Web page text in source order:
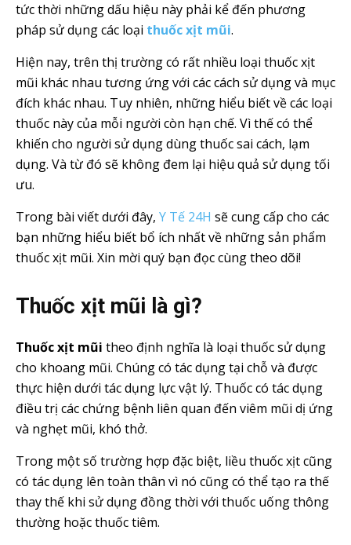
tức thời những dấu hiệu này phải kể đến phương
pháp sử dụng các loại thuốc xịt mũi.
Hiện nay, trên thị trường có rất nhiều loại thuốc xịt
mũi khác nhau tương ứng với các cách sử dụng và mục
đích khác nhau. Tuy nhiên, những hiểu biết về các loại
thuốc này của mỗi người còn hạn chế. Vì thế có thể
khiến cho người sử dụng dùng thuốc sai cách, lạm
dụng. Và từ đó sẽ không đem lại hiệu quả sử dụng tối
ưu.
Trong bài viết dưới đây, Y Tế 24H sẽ cung cấp cho các
bạn những hiểu biết bổ ích nhất về những sản phẩm
thuốc xịt mũi. Xin mời quý bạn đọc cùng theo dõi!
Thuốc xịt mũi là gì?
Thuốc xịt mũi theo định nghĩa là loại thuốc sử dụng
cho khoang mũi. Chúng có tác dụng tại chỗ và được
thực hiện dưới tác dụng lực vật lý. Thuốc có tác dụng
điều trị các chứng bệnh liên quan đến viêm mũi dị ứng
và nghẹt mũi, khó thở.
Trong một số trường hợp đặc biệt, liều thuốc xịt cũng
có tác dụng lên toàn thân vì nó cũng có thể tạo ra thế
thay thế khi sử dụng đồng thời với thuốc uống thông
thường hoặc thuốc tiêm.